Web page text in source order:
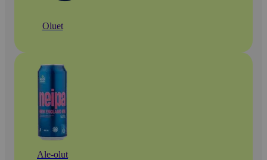
Oluet
Ale-olut